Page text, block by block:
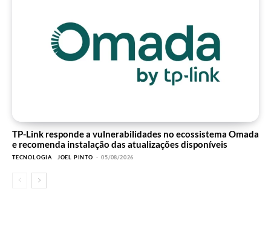
TP-Link responde a vulnerabilidades no ecossistema Omada
e recomenda instalação das atualizações disponíveis
TECNOLOGIA JOEL PINTO - 05/08/2026